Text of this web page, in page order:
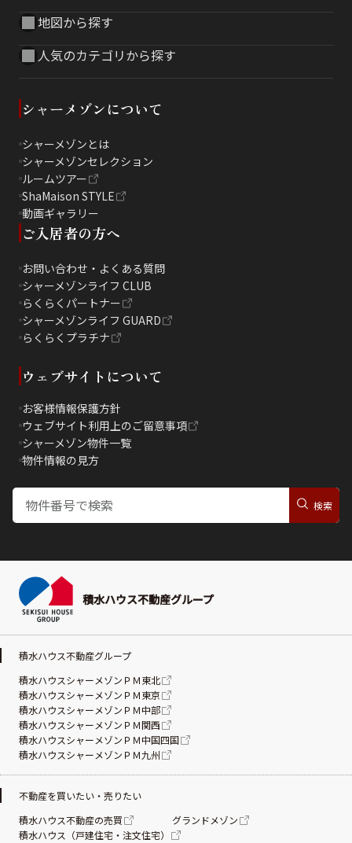
地図から探す
人気のカテゴリから探す
シャーメゾンについて
シャーメゾンとは
シャーメゾンセレクション
ルームツアー
ShaMaison STYLE
動画ギャラリー
ご入居者の方へ
お問い合わせ・よくある質問
シャーメゾンライフ CLUB
らくらくパートナー
シャーメゾンライフ GUARD
らくらくプラチナ
ウェブサイトについて
お客様情報保護方針
ウェブサイト利用上のご留意事項
シャーメゾン物件一覧
物件情報の見方
積水ハウス不動産グループ
積水ハウス不動産グループ
積水ハウスシャーメゾンＰＭ東北
積水ハウスシャーメゾンＰＭ東京
積水ハウスシャーメゾンＰＭ中部
積水ハウスシャーメゾンＰＭ関西
積水ハウスシャーメゾンＰＭ中国四国
積水ハウスシャーメゾンＰＭ九州
不動産を買いたい・売りたい
積水ハウス不動産の売買
グランドメゾン
積水ハウス（戸建住宅・注文住宅）